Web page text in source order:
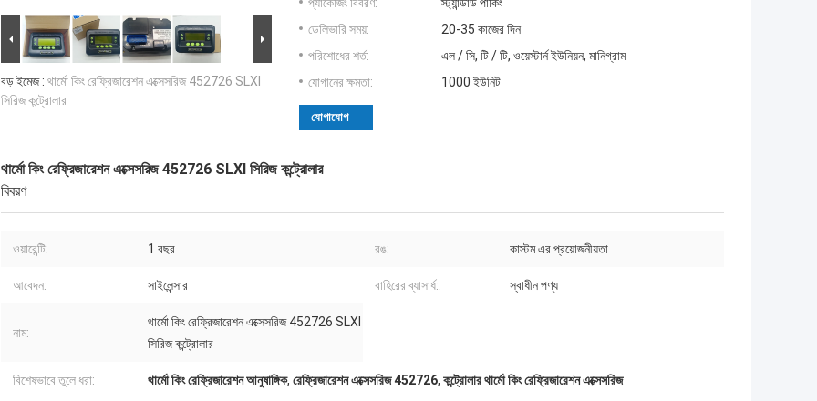
বড় ইমেজ : থার্মো কিং রেফ্রিজারেশন এক্সেসরিজ 452726 SLXI
সিরিজ কন্ট্রোলার
প্যাকেজিং বিবরণ:
স্ট্যান্ডার্ড পার্কিং
ডেলিভারি সময়:
20-35 কাজের দিন
পরিশোধের শর্ত:
এল / সি, টি / টি, ওয়েস্টার্ন ইউনিয়ন, মানিগ্রাম
যোগানের ক্ষমতা:
1000 ইউনিট
যোগাযোগ
থার্মো কিং রেফ্রিজারেশন এক্সেসরিজ 452726 SLXI সিরিজ কন্ট্রোলার
বিবরণ
ওয়ারেন্টি: 1 বছর রঙ: কাস্টম এর প্রয়োজনীয়তা
আবেদন: সাইলেন্সার বাহিরের ব্যাসার্ধ:: স্বাধীন পণ্য
নাম:
থার্মো কিং রেফ্রিজারেশন এক্সেসরিজ 452726 SLXI
সিরিজ কন্ট্রোলার
বিশেষভাবে তুলে ধরা: থার্মো কিং রেফ্রিজারেশন আনুষাঙ্গিক, রেফ্রিজারেশন এক্সেসরিজ 452726, কন্ট্রোলার থার্মো কিং রেফ্রিজারেশন এক্সেসরিজ